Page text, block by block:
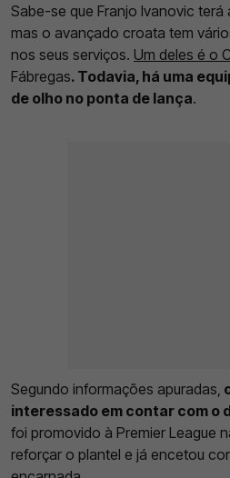
Sabe-se que Franjo Ivanovic terá
mas o avançado croata tem
nos seus serviços. Um deles é o
Fábregas. Todavia, há uma
de olho no ponta de lança.
Segundo informações apuradas,
interessado em contar com o
foi promovido à Premier League
reforçar o plantel e já encetou